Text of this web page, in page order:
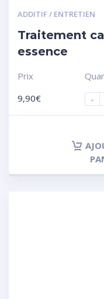
ADDITIF / ENTRETIEN
Traitement
essence
Prix
9,90€
-